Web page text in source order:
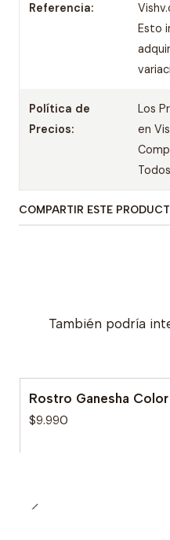
Referencia:
Esto
Política de
Precios:
Los
en
COMPARTIR ESTE
También podría
Rostro Ganesha
$9.990